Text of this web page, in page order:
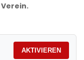
AKTIVIEREN